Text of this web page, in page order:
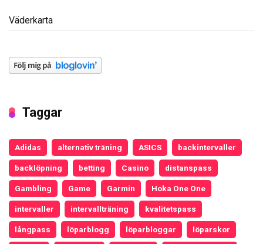
Väderkarta
Taggar
Adidas alternativ träning ASICS backintervaller
backlöpning betting Casino distanspass
Gambling Game Garmin Hoka One One
intervaller intervallträning kvalitetspass
långpass löparblogg löparbloggar löparskor